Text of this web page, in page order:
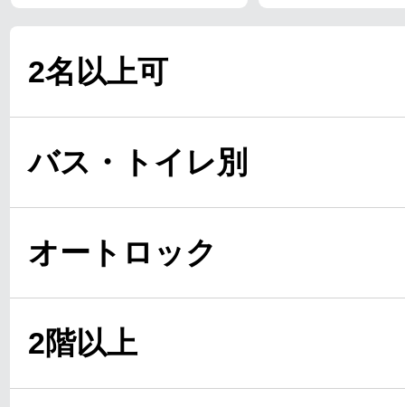
2名以上可
バス・トイレ別
オートロック
2階以上